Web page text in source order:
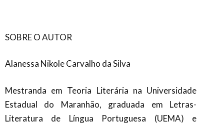
SOBRE O AUTOR
Alanessa Nikole Carvalho da Silva
Mestranda em Teoria Literária na Universidade
Estadual do Maranhão, graduada em Letras-
Literatura de Língua Portuguesa (UEMA) e